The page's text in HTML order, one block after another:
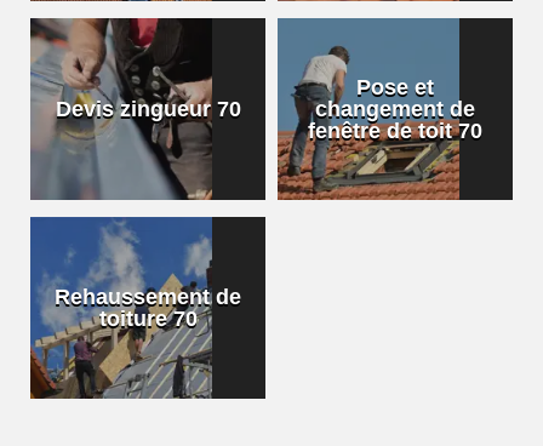
Devis zingueur 70
Pose et
changement de
fenêtre de toit 70
Rehaussement de
toiture 70